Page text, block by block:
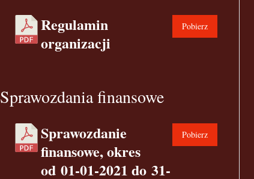
Regulamin
organizacji
Pobierz
Sprawozdania finansowe
Sprawozdanie
finansowe, okres
od 01-01-2021 do 31-
Pobierz